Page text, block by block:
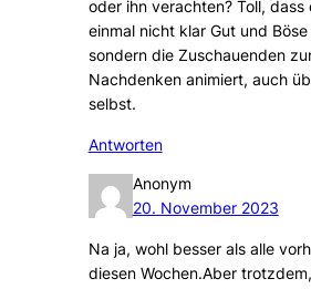
oder ihn verachten? Toll,
einmal nicht klar Gut und
sondern die Zuschauenden
Nachdenken animiert, auch
selbst.
Antworten
Anonym
20. November 2023
Na ja, wohl besser als alle
diesen Wochen.Aber